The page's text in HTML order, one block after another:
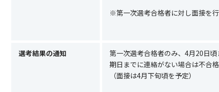
※第一次選考合格者に対し面接を
選考結果の通知 第一次選考合格者のみ、 4月20日
期日までに連絡がない場合は不合
（面接は4月下旬頃を予定）